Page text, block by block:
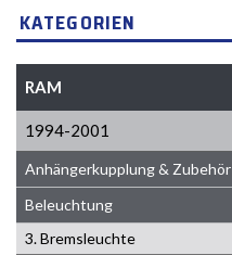
KATEGORIEN
RAM
1994-2001
Anhängerkupplung & Zubehör
Beleuchtung
3. Bremsleuchte